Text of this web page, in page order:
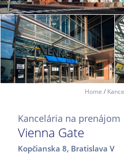
Home /
Kancelária na
Vienna Gate
Kopčianska 8, Bratislava V